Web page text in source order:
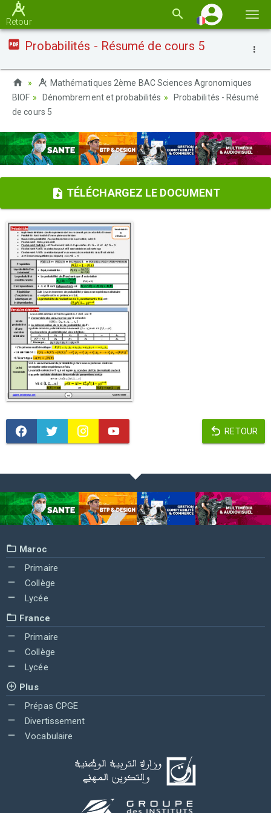
la
Retour
Probabilités - Résumé de cours 5
Mathématiques 2ème BAC Sciences Agronomiques
BIOF
Dénombrement et probabilités
Probabilités - Résumé
de cours 5
TÉLÉCHARGEZ LE DOCUMENT
RETOUR
Maroc
Primaire
Collège
Lycée
France
Primaire
Collège
Lycée
Plus
Prépas CPGE
Divertissement
Vocabulaire